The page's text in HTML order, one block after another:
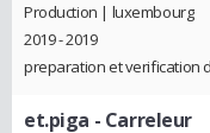
Production | luxembourg
2019 - 2019
preparation et verification
et.piga - Carreleur